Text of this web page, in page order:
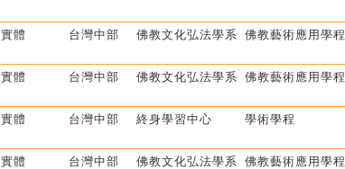
實體 台灣中部 佛教文化弘法學系 佛教藝術應用學程
實體 台灣中部 佛教文化弘法學系 佛教藝術應用學程
實體 台灣中部 終身學習中心 學術學程
實體 台灣中部 佛教文化弘法學系 佛教藝術應用學程